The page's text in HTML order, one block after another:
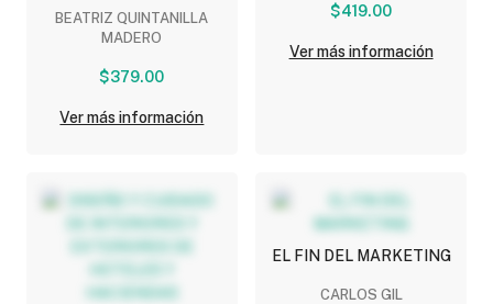
NEUROBIOLOGICAS
BEATRIZ QUINTANILLA
MADERO
$379.00
Ver más información
$419.00
Ver más información
EL FIN DEL MARKETING
CARLOS GIL